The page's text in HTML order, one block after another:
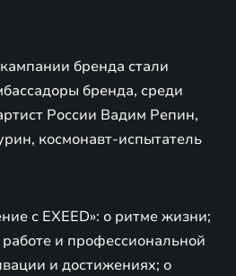
бренда стали
бренда, среди
России Вадим Репин,
космонавт-испытатель
с EXEED»: о ритме жизни;
работе и профессиональной
и достижениях; о